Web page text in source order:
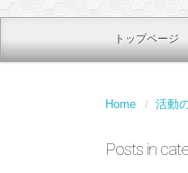
トップページ
Home 活動
Posts in